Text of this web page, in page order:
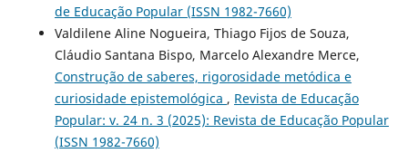
de Educação Popular (ISSN 1982-7660)
Valdilene Aline Nogueira, Thiago Fijos de Souza,
Cláudio Santana Bispo, Marcelo Alexandre Merce,
Construção de saberes, rigorosidade metódica e
curiosidade epistemológica , Revista de Educação
Popular: v. 24 n. 3 (2025): Revista de Educação Popular
(ISSN 1982-7660)